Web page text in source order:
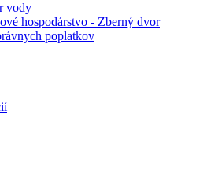
vody
hospodárstvo - Zberný dvor
poplatkov